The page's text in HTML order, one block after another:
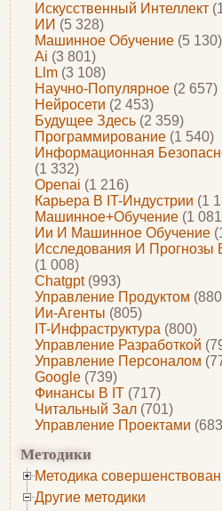
Искусственный Интеллект
ИИ (5 328)
Машинное Обучение (5 130)
Ai (3 801)
Llm (3 108)
Научно-Популярное (2 657)
Нейросети (2 453)
Будущее Здесь (2 359)
Программирование (1 540)
Информационная
(1 332)
Openai (1 216)
Карьера В IT-Индустрии (1
Машинное+обучение (1
Ии И Машинное Обучение
Исследования И Прогнозы
(1 008)
Chatgpt(993)
Управление Продуктом
Ии-Агенты (805)
IT-Инфраструктура (800)
Управление Разработкой
Управление Персоналом
Google (739)
Финансы В IT (717)
Читальный Зал (701)
Управление Проектами
Методики
Методика
Другие методики